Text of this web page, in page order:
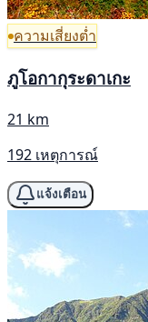
ความเสี่ยงต่ำ
ภูโอกากุระดาเกะ
21 km
192 เหตุการณ์
แจ้งเตือน